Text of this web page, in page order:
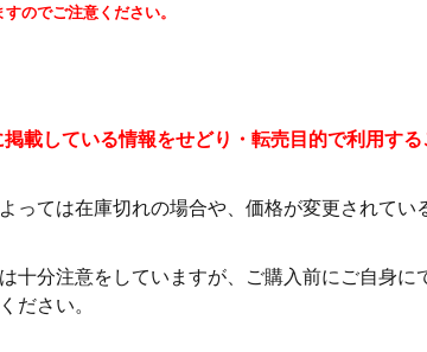
のでご注意ください。
載している情報をせどり・転売目的で利用す
っては在庫切れの場合や、価格が変更されてい
十分注意をしていますが、ご購入前にご自身に
ださい。